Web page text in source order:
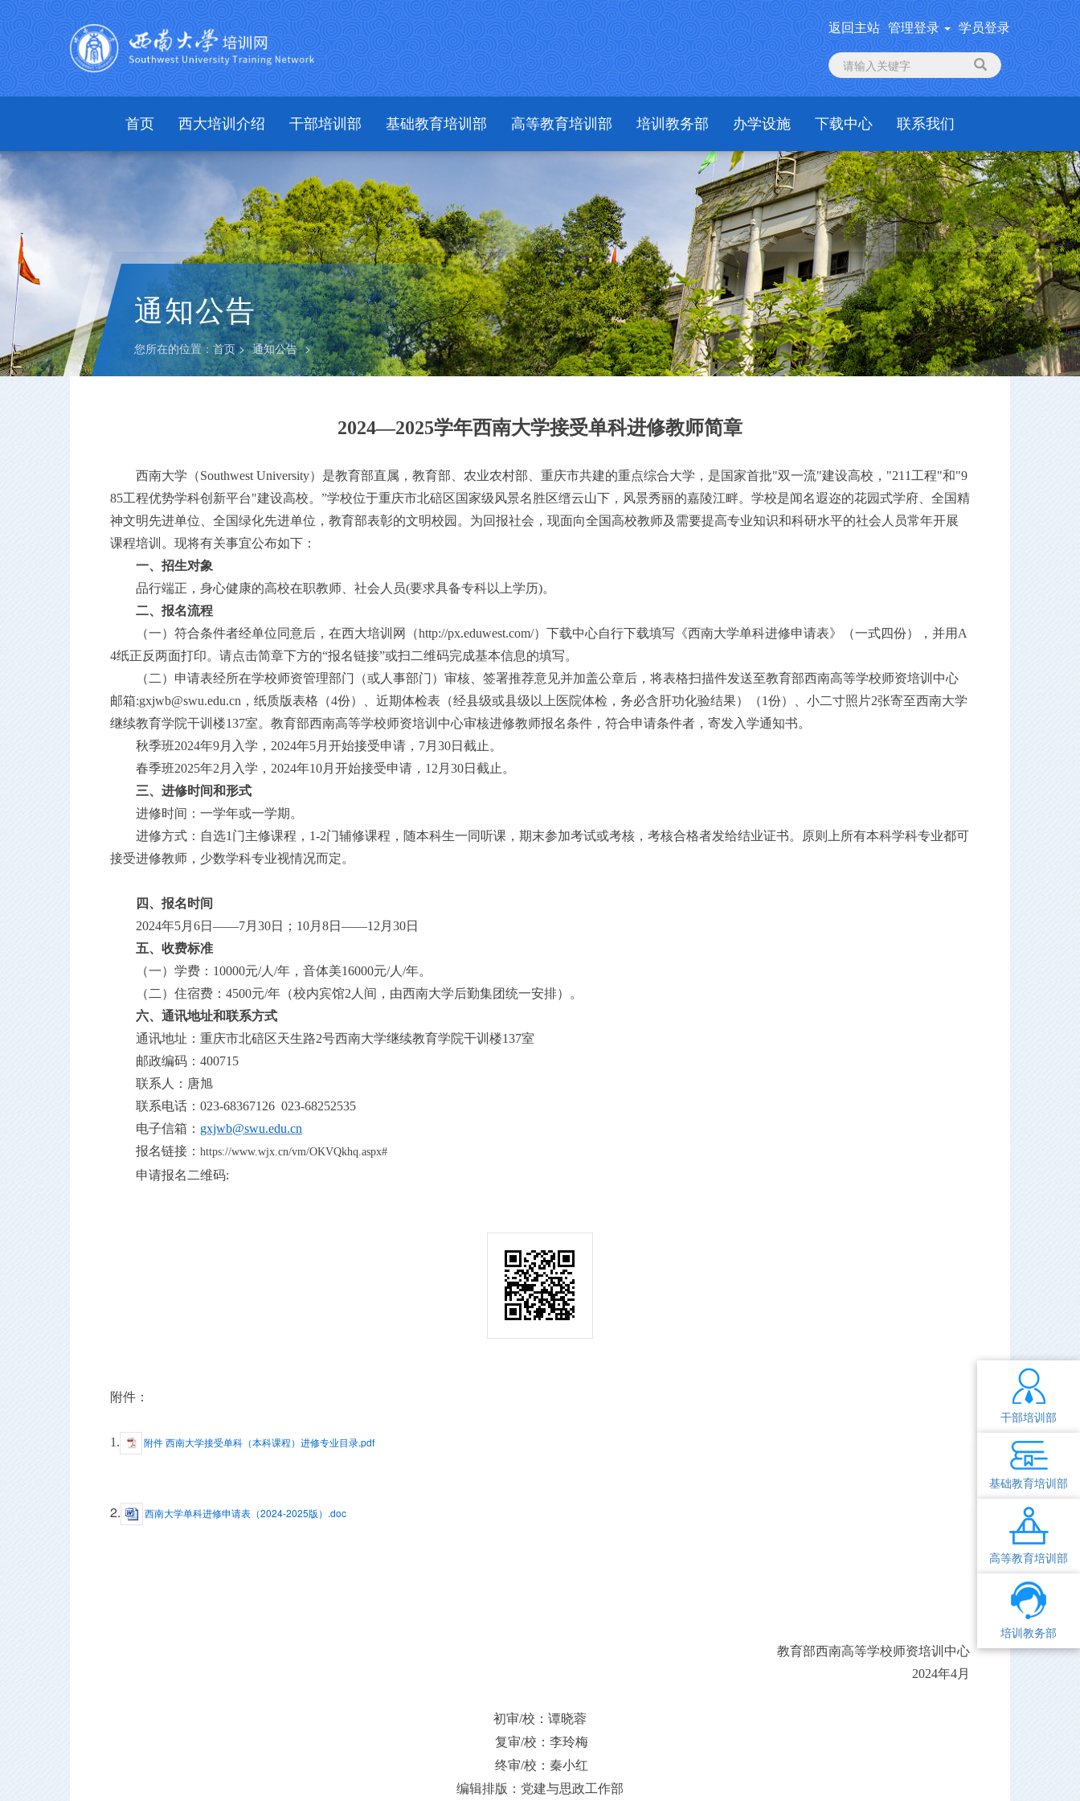
干部培训部
基础教育培训部
高等教育培训部
培训教务部
返回主站 管理登录 学员登录
首页 西大培训介绍 干部培训部 基础教育培训部 高等教育培训部 培训教务部 办学设施 下载中心 联系我们
通知公告
您所在的位置：首页 > 通知公告 >
2024—2025学年西南大学接受单科进修教师简章
西南大学（Southwest University）是教育部直属，教育部、农业农村部、重庆市共建的重点综合大学，是国家首批"双一流"建设高校，"211工程"和"9
85工程优势学科创新平台"建设高校。”学校位于重庆市北碚区国家级风景名胜区缙云山下，风景秀丽的嘉陵江畔。学校是闻名遐迩的花园式学府、全国精
神文明先进单位、全国绿化先进单位，教育部表彰的文明校园。为回报社会，现面向全国高校教师及需要提高专业知识和科研水平的社会人员常年开展
课程培训。现将有关事宜公布如下：
一、 招生对象
品行端正，身心健康的高校在职教师、社会人员(要求具备专科以上学历)。
二、 报名流程
（一） 符合条件者经单位同意后 ，在西大培训网（http://px.eduwest.com/）下载中心自行下载填写 《西南大学单科进修申请表》 （一式四份） ， 并用 A
4纸正反两面打印。 请点击简章下方的“报名链接”或扫二维码完成基本信息的填写。
（二）申请表经所在学校师资管理部门（或人事部门）审核、签署推荐意见并加盖公章后，将表格扫描件发送至教育部西南高等学校师资培训中心
邮箱:gxjwb@swu.edu.cn，纸质版表格 （4份）、近期体检表 （经县级或县级以上医院体检，务必含肝功化验结果） （1份）、小二寸照片2张寄至西南大学
继续教育学院干训楼137室。教育部西南高等学校师资培训中心审核进修教师报名条件， 符合申请条件者， 寄发入学通知书。
秋季班2024年9月入学，2024年5月开始接受申请， 7月 30日截止。
春季班2025年2 月入学， 2024年10月开始接受申请， 12月 30日截止。
三、进修时间和形式
进修时间：一学年或一学期。
进修方式：自选1门主修课程，1-2门辅修课程，随本科生一同听课，期末参加考试或考核，考核合格者发给结业证书。原则上所有本科学科专业都可
接受进修教师，少数学科专业视情况而定。
四、报名时间
2024年5月 6日 ——7月 30日； 10月 8日 ——12月 30日
五、收费标准
（一） 学费： 10000元/人/年，音体美16000元/人/年。
（二） 住宿费： 4500元/年（校内宾馆2人间，由西南大学后勤集团统一安排）。
六、通讯地址和联系方式
通讯地址：重庆市北碚区天生路2号西南大学继续教育学院干训楼137室
邮政编码： 400715
联系人：唐旭
联系电话： 023-68367126 023-68252535
电子信箱： gxjwb@swu.edu.cn
报名链接： https://www.wjx.cn/vm/OKVQkhq.aspx#
申请报名二维码:
附件：
1. 附件 西南大学接受单科（本科课程）进修专业目录.pdf
2. 西南大学单科进修申请表（2024-2025版）.doc
教育部西南高等学校师资培训中心
2024年4月
初审/校：谭晓蓉
复审/校： 李玲梅
终审/校： 秦小红
编辑排版：党建与思政工作部